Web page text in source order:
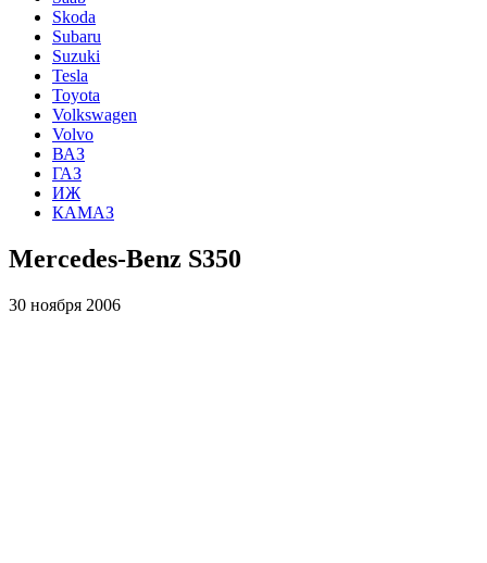
Skoda
Subaru
Suzuki
Tesla
Toyota
Volkswagen
Volvo
ВАЗ
ГАЗ
ИЖ
КАМАЗ
Mercedes-Benz S350
30 ноября 2006